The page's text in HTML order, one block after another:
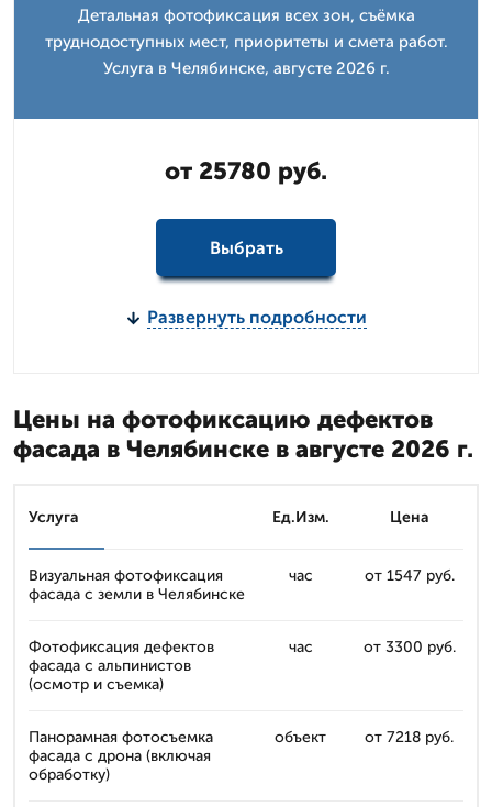
Детальная фотофиксация всех зон, съёмка
труднодоступных мест, приоритеты и смета работ.
Услуга в Челябинске, августе 2026 г.
от 25780 руб.
Выбрать
Развернуть подробности
Цены на фотофиксацию дефектов
фасада в Челябинске в августе 2026 г.
Услуга Ед.Изм. Цена
Визуальная фотофиксация
фасада с земли в Челябинске
час от 1547 руб.
Фотофиксация дефектов
фасада с альпинистов
(осмотр и съемка)
час от 3300 руб.
Панорамная фотосъемка
фасада с дрона (включая
обработку)
объект от 7218 руб.